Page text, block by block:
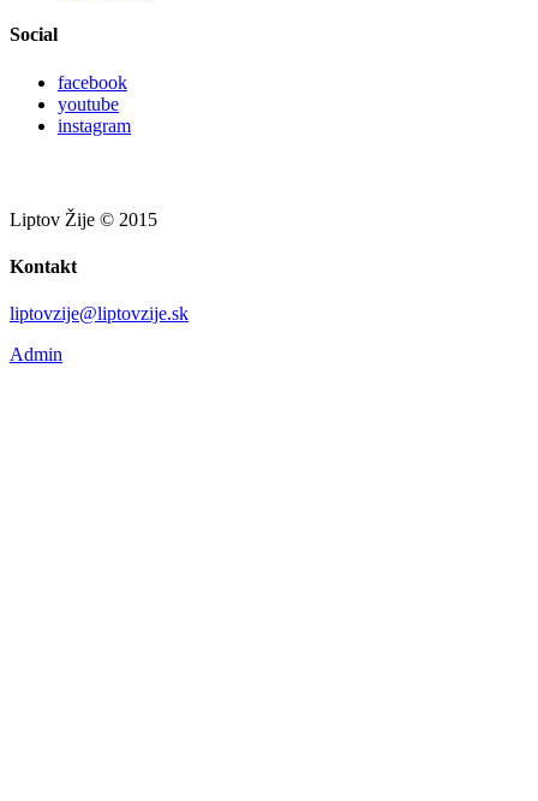
Social
facebook
youtube
instagram
Liptov Žije © 2015
Kontakt
liptovzije@liptovzije.sk
Admin